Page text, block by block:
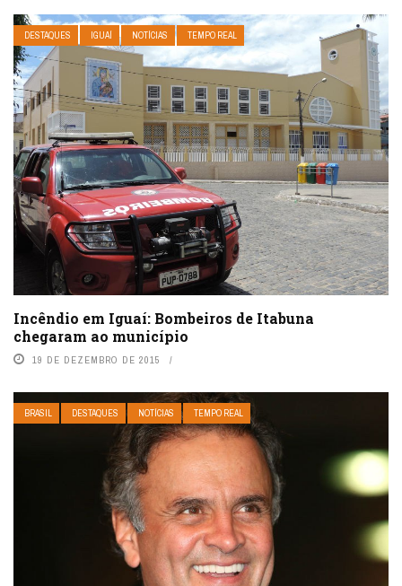
DESTAQUES IGUAÍ NOTÍCIAS TEMPO REAL
Incêndio em Iguaí: Bombeiros de Itabuna
chegaram ao município
19 DE DEZEMBRO DE 2015
BRASIL DESTAQUES NOTÍCIAS TEMPO REAL